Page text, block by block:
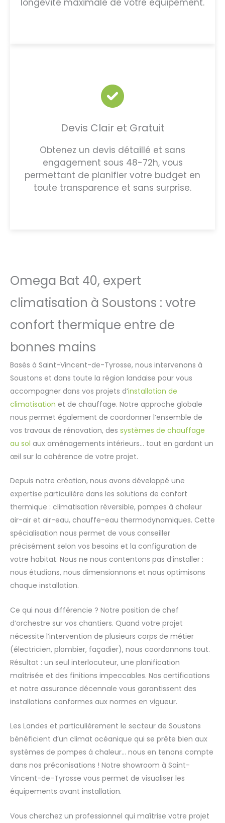
longévité maximale de votre équipement.
Devis Clair et Gratuit
Obtenez un devis détaillé et sans
engagement sous 48-72h, vous
permettant de planifier votre budget en
toute transparence et sans surprise.
Omega Bat 40, expert
climatisation à Soustons : votre
confort thermique entre de
bonnes mains
Basés à Saint-Vincent-de-Tyrosse, nous intervenons à
Soustons et dans toute la région landaise pour vous
accompagner dans vos projets d’installation de
climatisation et de chauffage. Notre approche globale
nous permet également de coordonner l’ensemble de
vos travaux de rénovation, des systèmes de chauffage
au sol aux aménagements intérieurs… tout en gardant un
œil sur la cohérence de votre projet.
Depuis notre création, nous avons développé une
expertise particulière dans les solutions de confort
thermique : climatisation réversible, pompes à chaleur
air-air et air-eau, chauffe-eau thermodynamiques. Cette
spécialisation nous permet de vous conseiller
précisément selon vos besoins et la configuration de
votre habitat. Nous ne nous contentons pas d’installer :
nous étudions, nous dimensionnons et nous optimisons
chaque installation.
Ce qui nous différencie ? Notre position de chef
d’orchestre sur vos chantiers. Quand votre projet
nécessite l’intervention de plusieurs corps de métier
(électricien, plombier, façadier), nous coordonnons tout.
Résultat : un seul interlocuteur, une planification
maîtrisée et des finitions impeccables. Nos certifications
et notre assurance décennale vous garantissent des
installations conformes aux normes en vigueur.
Les Landes et particulièrement le secteur de Soustons
bénéficient d’un climat océanique qui se prête bien aux
systèmes de pompes à chaleur… nous en tenons compte
dans nos préconisations ! Notre showroom à Saint-
Vincent-de-Tyrosse vous permet de visualiser les
équipements avant installation.
Vous cherchez un professionnel qui maîtrise votre projet